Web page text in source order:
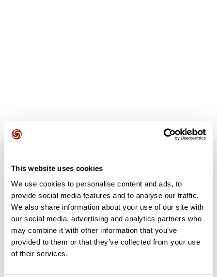
This website uses cookies
We use cookies to personalise content and ads, to
provide social media features and to analyse our traffic.
We also share information about your use of our site with
our social media, advertising and analytics partners who
may combine it with other information that you’ve
provided to them or that they’ve collected from your use
of their services.
Ajouter un avis
Découvrez ce parcours de vélo de 77,6 km à proximité de